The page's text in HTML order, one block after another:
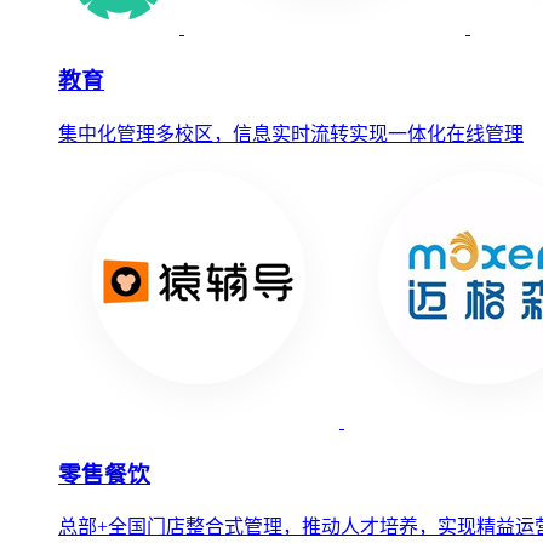
教育
集中化管理多校区，信息实时流转实现一体化在线管理
零售餐饮
总部+全国门店整合式管理，推动人才培养，实现精益运